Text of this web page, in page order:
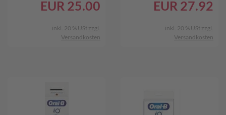
EUR 25.00
inkl. 20 % USt zzgl.
Versandkosten
EUR 27.92
inkl. 20 % USt zzgl.
Versandkosten